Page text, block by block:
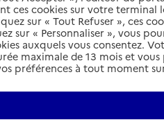
(aide)
ces cookies sur votre terminal
sur « Tout Refuser », ces
sur « Personnaliser », vous
auxquels vous consentez.
maximale de 13 mois et
préférences à tout moment